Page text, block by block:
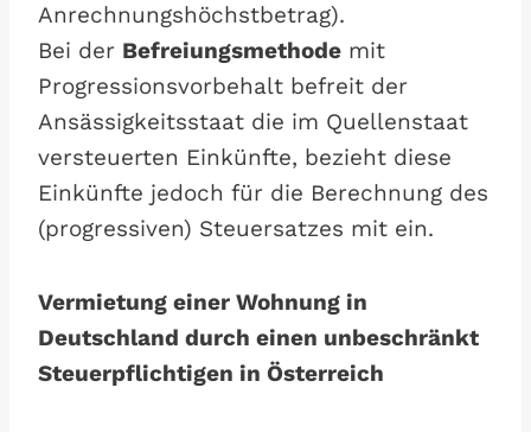
Anrechnungshöchstbetrag).
Bei der Befreiungsmethode mit
Progressionsvorbehalt befreit der
Ansässigkeitsstaat die im Quellenstaat
versteuerten Einkünfte, bezieht diese
Einkünfte jedoch für die Berechnung des
(progressiven) Steuersatzes mit ein.
Vermietung einer Wohnung in
Deutschland durch einen unbeschränkt
Steuerpflichtigen in Österreich